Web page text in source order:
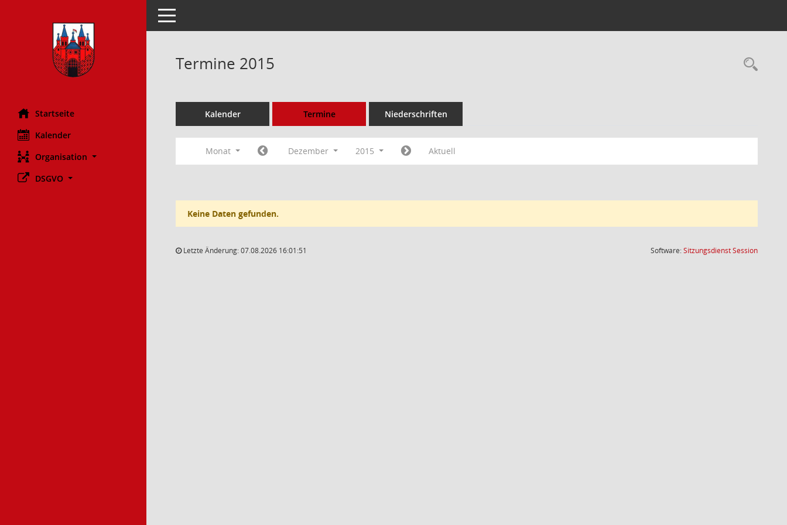
Startseite
Kalender
Organisation
DSGVO
Toggle navigation
Termine 2015
Kalender Termine Niederschriften
Monat Dezember 2015 Aktuell
Keine Daten gefunden.
Letzte Änderung: 07.08.2026 16:01:51 Software:SitzungsdienstSession(Wird in